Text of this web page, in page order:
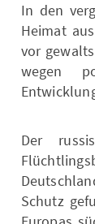
In den
Heimat
vor
wegen
Der
Schutz